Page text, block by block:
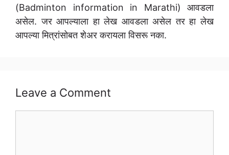
(Badminton information in Marathi) आवडला
असेल. जर आपल्याला हा लेख आवडला असेल तर हा लेख
आपल्या मित्रांसोबत शेअर करायला विसरू नका.
Leave a Comment